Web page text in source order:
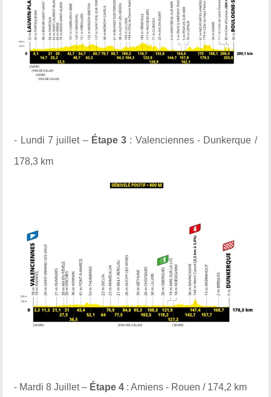
- Lundi 7 juillet – Étape 3 : Valenciennes - Dunkerque /
178,3 km
- Mardi 8 Juillet – Étape 4 : Amiens - Rouen / 174,2 km